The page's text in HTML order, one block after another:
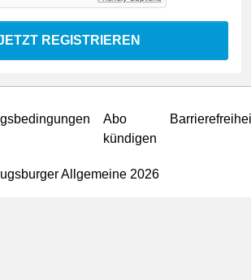
REGISTRIEREN
Abo
kündigen
Allgemeine 2026